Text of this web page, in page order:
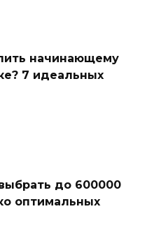
начинающему
7 идеальных
до 600000
оптимальных